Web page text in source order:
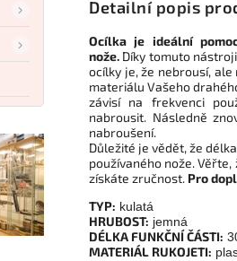
Detailní popis
Ocílka je ideální
nože. Díky tomuto
ocílky je, že nebrousí,
materiálu Vašeho
závisí na frekvenci
nabrousit. Následně
nabroušení.
Důležité je vědět, že
používaného nože.
získáte zručnost. Pro
TYP: kulatá
HRUBOST: jemná
DÉLKA FUNKČNÍ ČÁSTI:
MATERIÁL RUKOJETI: